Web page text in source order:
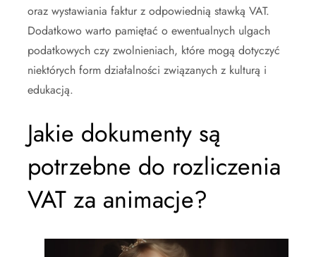
oraz wystawiania faktur z odpowiednią stawką VAT.
Dodatkowo warto pamiętać o ewentualnych ulgach
podatkowych czy zwolnieniach, które mogą dotyczyć
niektórych form działalności związanych z kulturą i
edukacją.
Jakie dokumenty są
potrzebne do rozliczenia
VAT za animacje?